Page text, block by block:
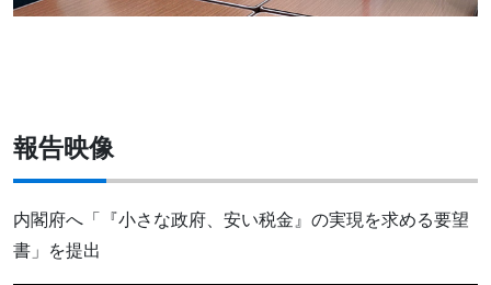
報告映像
内閣府へ「『小さな政府、安い税金』の実現を求める要望
書」を提出